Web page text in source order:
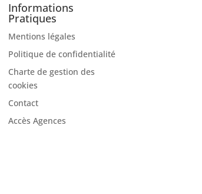
Informations
Pratiques
Mentions légales
Politique de confidentialité
Charte de gestion des
cookies
Contact
Accès Agences